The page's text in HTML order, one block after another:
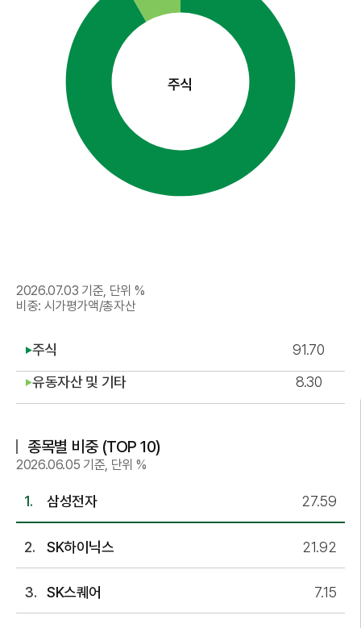
주식
2026.07.03 기준, 단위 %
비중: 시가평가액/총자산
▶주식 91.70
▶유동자산 및 기타 8.30
종목별 비중 (TOP 10)
2026.06.05 기준, 단위 %
삼성전자 27.59
SK하이닉스 21.92
SK스퀘어 7.15